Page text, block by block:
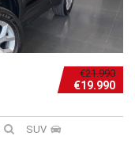
€21.990
€19.990
SUV